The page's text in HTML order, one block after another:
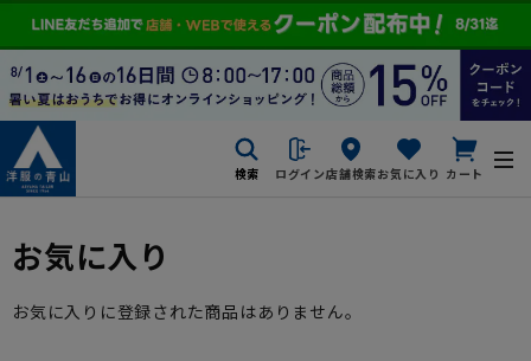
検索 ログイン店舗検索お気に入り カート
お気に入り
お気に入りに登録された商品はありません。